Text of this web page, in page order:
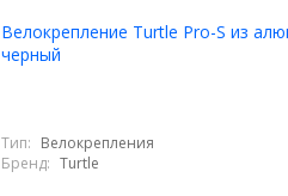
Велокрепление Turtle Pro-S из
черный
Тип: Велокрепления
Бренд: Turtle